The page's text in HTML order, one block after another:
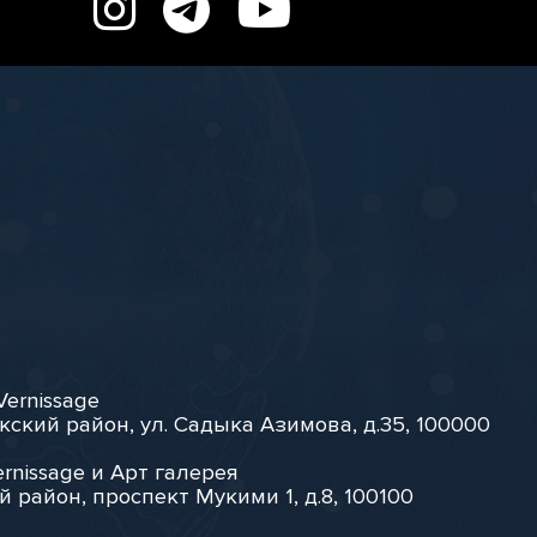
район, ул. Садыка Азимова, д.35, 100000
и Арт галерея
район, проспект Мукими 1, д.8, 100100